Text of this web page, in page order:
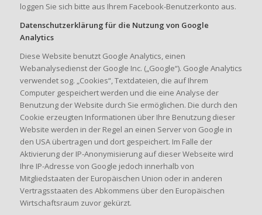
loggen Sie sich bitte aus Ihrem Facebook-Benutzerkonto aus.
Datenschutzerklärung für die Nutzung von Google
Analytics
Diese Website benutzt Google Analytics, einen
Webanalysedienst der Google Inc. („Google“). Google Analytics
verwendet sog. „Cookies“, Textdateien, die auf Ihrem
Computer gespeichert werden und die eine Analyse der
Benutzung der Website durch Sie ermöglichen. Die durch den
Cookie erzeugten Informationen über Ihre Benutzung dieser
Website werden in der Regel an einen Server von Google in
den USA übertragen und dort gespeichert. Im Falle der
Aktivierung der IP-Anonymisierung auf dieser Webseite wird
Ihre IP-Adresse von Google jedoch innerhalb von
Mitgliedstaaten der Europäischen Union oder in anderen
Vertragsstaaten des Abkommens über den Europäischen
Wirtschaftsraum zuvor gekürzt.